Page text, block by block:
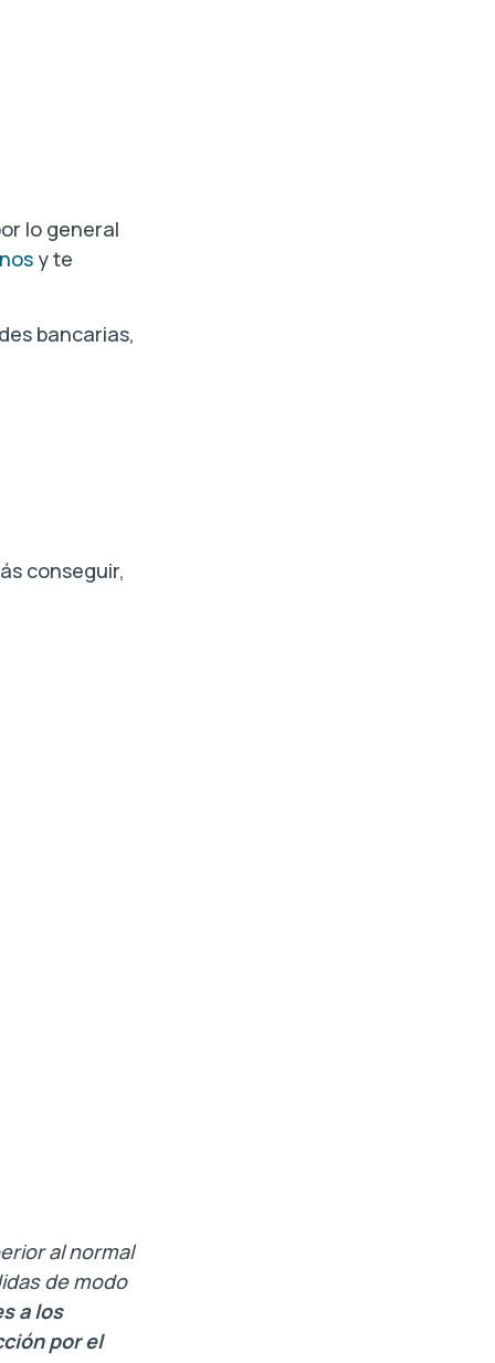
lo general
y te
bancarias,
conseguir,
al normal
de modo
a los
por el